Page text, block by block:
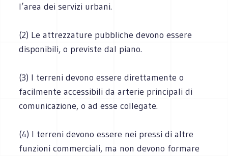
l’area dei servizi urbani.
(2) Le attrezzature pubbliche devono essere
disponibili, o previste dal piano.
(3) I terreni devono essere direttamente o
facilmente accessibili da arterie principali di
comunicazione, o ad esse collegate.
(4) I terreni devono essere nei pressi di altre
funzioni commerciali, ma non devono formare